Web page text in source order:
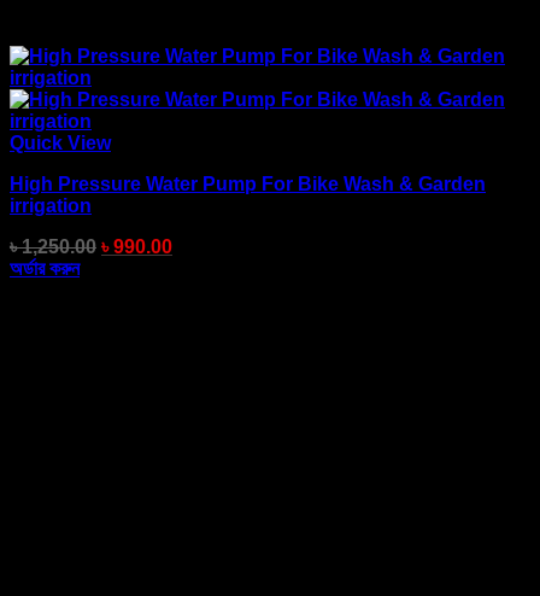
Quick View
High Pressure Water Pump For Bike Wash & Garden
irrigation
৳1,250.00 ৳990.00
অর্ডার করুন